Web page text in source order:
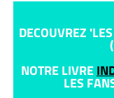
DECOUVREZ
NOTRE LIVRE
LES